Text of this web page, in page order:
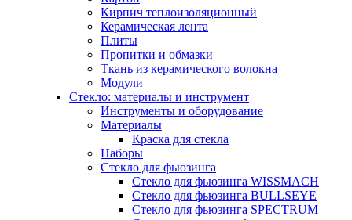
Кирпич теплоизоляционный
Керамическая лента
Плиты
Пропитки и обмазки
Ткань из керамического волокна
Модули
Стекло: материалы и инструмент
Инструменты и оборудование
Материалы
Краска для стекла
Наборы
Стекло для фьюзинга
Стекло для фьюзинга WISSMACH
Стекло для фьюзинга BULLSEYE
Стекло для фьюзинга SPECTRUM